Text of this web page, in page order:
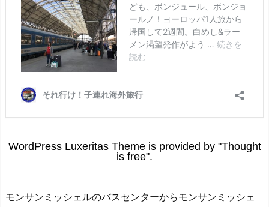
モンサンミッシェルのバスセンターからモンサンミッシェ